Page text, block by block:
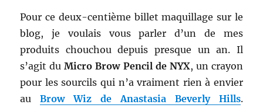
Pour ce deux-centième billet maquillage sur le
blog, je voulais vous parler d’un de mes
produits chouchou depuis presque un an. Il
s’agit duMicro Brow Pencil de NYX, un crayon
pour les sourcils qui n’a vraiment rien à envier
auBrow Wiz de Anastasia Beverly Hills.